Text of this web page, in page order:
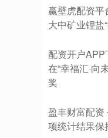
赢壁虎配资平
大中矿业锂盐
配资开户APP
在“幸福汇·向
奖
盈丰财富配资
项统计结果保